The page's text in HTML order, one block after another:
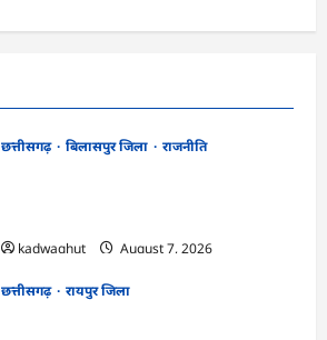
छत्तीसगढ़ बिलासपुर जिला
राजनीति
kadwaghut
August 7, 2026
छत्तीसगढ़
रायपुर जिला